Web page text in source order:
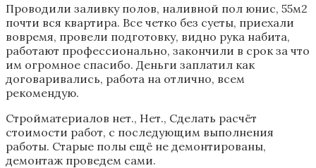
Проводили заливку полов, наливной пол юнис, 55м2
почти вся квартира. Все четко без суеты, приехали
вовремя, провели подготовку, видно рука набита,
работают профессионально, закончили в срок за что
им огромное спасибо. Деньги заплатил как
договаривались, работа на отлично, всем
рекомендую.
Стройматериалов нет., Нет., Сделать расчёт
стоимости работ, с последующим выполнения
работы. Старые полы ещё не демонтированы,
демонтаж проведем сами.